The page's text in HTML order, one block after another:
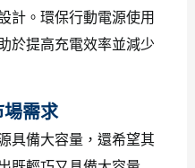
計。環保行動電源使用
於提高充電效率並減少
需求
具備大容量，還希望其